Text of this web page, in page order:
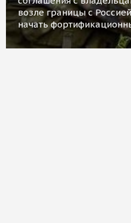
возле границы с
начать